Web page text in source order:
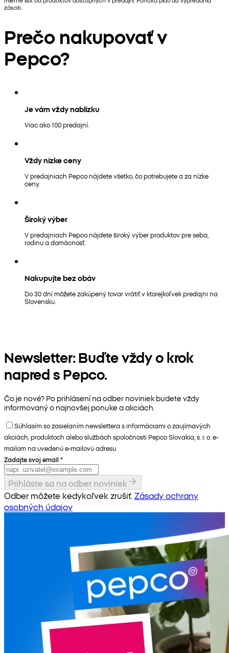
zásob.
Prečo nakupovať v
Pepco?
Je vám vždy nablízku
Viac ako 100 predajní.
Vždy nízke ceny
V predajniach Pepco nájdete všetko, čo potrebujete a za nízke
ceny.
Široký výber
V predajniach Pepco nájdete široký výber produktov pre seba,
rodinu a domácnosť.
Nakupujte bez obáv
Do 30 dní môžete zakúpený tovar vrátiť v ktorejkoľvek predajni na
Slovensku.
Newsletter: Buďte vždy o krok
napred s Pepco.
Čo je nové? Po prihlásení na odber noviniek budete vždy
informovaný o najnovšej ponuke a akciách.
Súhlasím so zasielaním newslettera s informáciami o zaujímavých
akciách, produktoch alebo službách spoločnosti Pepco Slovakia, s. r. o. e-
mailom na uvedenú e-mailovú adresu.
Zadajte svoj email *
Prihláste sa na odber noviniek
Odber môžete kedykoľvek zrušiť. Zásady ochrany
osobných údajov